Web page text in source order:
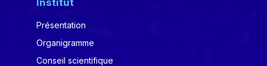
Présentation
Organigramme
Conseil scientifique